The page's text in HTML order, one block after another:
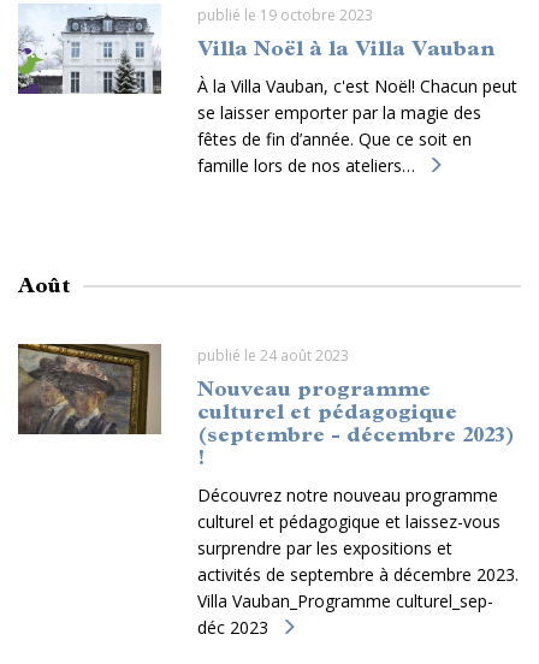
publié le 19 octobre 2023
Villa Noël à la Villa Vauban
À la Villa Vauban, c'est Noël! Chacun peut
se laisser emporter par la magie des
fêtes de fin d’année. Que ce soit en
famille lors de nos ateliers…
Août
publié le 24 août 2023
Nouveau programme
culturel et pédagogique
(septembre - décembre 2023)
!
Découvrez notre nouveau programme
culturel et pédagogique et laissez-vous
surprendre par les expositions et
activités de septembre à décembre 2023.
Villa Vauban_Programme culturel_sep-
déc 2023